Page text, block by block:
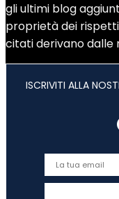
gli ultimi blog
proprietà dei
citati derivano dalle
ISCRIVITI ALLA